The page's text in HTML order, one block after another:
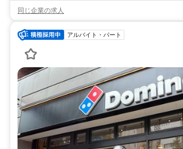
同じ企業の求人
アルバイト・パート